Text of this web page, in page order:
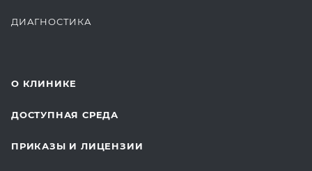
ДИАГНОСТИКА
О КЛИНИКЕ
ДОСТУПНАЯ СРЕДА
ПРИКАЗЫ И ЛИЦЕНЗИИ